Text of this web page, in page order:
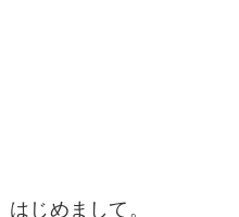
はじめまして。